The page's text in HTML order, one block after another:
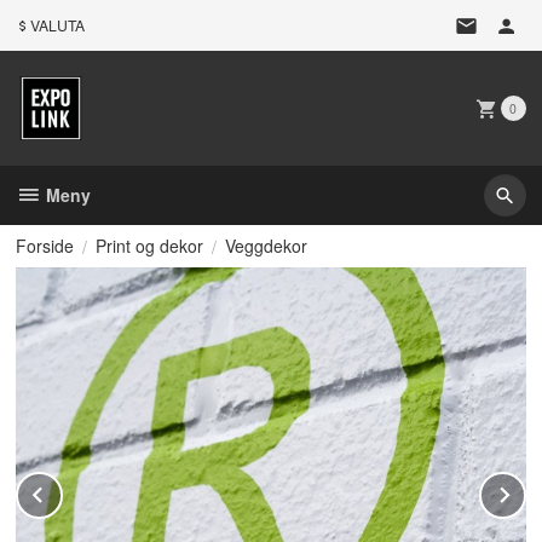
VALUTA
0
Meny
Forside Print og dekor Veggdekor
Prev